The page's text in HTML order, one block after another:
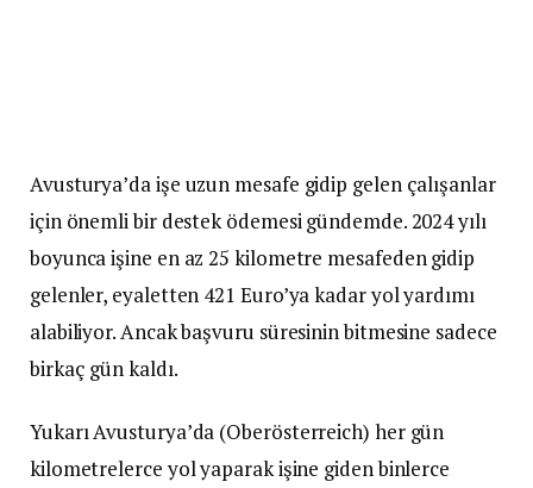
Avusturya’da işe uzun mesafe gidip gelen çalışanlar
için önemli bir destek ödemesi gündemde. 2024 yılı
boyunca işine en az 25 kilometre mesafeden gidip
gelenler, eyaletten 421 Euro’ya kadar yol yardımı
alabiliyor. Ancak başvuru süresinin bitmesine sadece
birkaç gün kaldı.
Yukarı Avusturya’da (Oberösterreich) her gün
kilometrelerce yol yaparak işine giden binlerce